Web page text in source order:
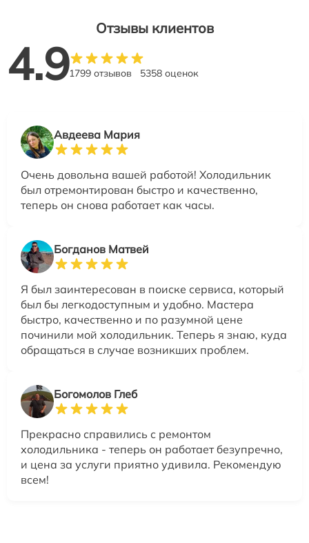
Отзывы клиентов
4.91799 отзывов 5358 оценок
Авдеева Мария
Очень довольна вашей работой! Холодильник
был отремонтирован быстро и качественно,
теперь он снова работает как часы.
Богданов Матвей
Я был заинтересован в поиске сервиса, который
был бы легкодоступным и удобно. Мастера
быстро, качественно и по разумной цене
починили мой холодильник. Теперь я знаю, куда
обращаться в случае возникших проблем.
Богомолов Глеб
Прекрасно справились с ремонтом
холодильника - теперь он работает безупречно,
и цена за услуги приятно удивила. Рекомендую
всем!